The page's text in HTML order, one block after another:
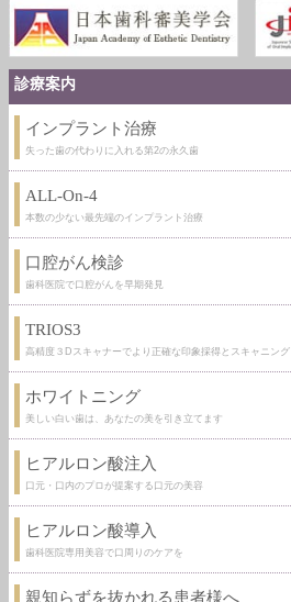
診療案内
インプラント治療
失った歯の代わりに入れる第2の永久歯
ALL-On-4
本数の少ない最先端のインプラント治療
口腔がん検診
歯科医院で口腔がんを早期発見
TRIOS3
高精度３Dスキャナーでより正確な印象採得とスキャニング
ホワイトニング
美しい白い歯は、あなたの美を引き立てます
ヒアルロン酸注入
口元・口内のプロが提案する口元の美容
ヒアルロン酸導入
歯科医院専用美容で口周りのケアを
親知らずを抜かれる患者様へ